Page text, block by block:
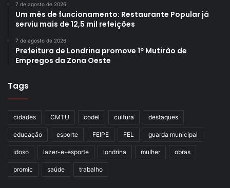
7 de agosto de 2026
Um mês de funcionamento: Restaurante Popular já
serviu mais de 12,5 mil refeições
7 de agosto de 2026
Prefeitura de Londrina promove 1º Mutirão de
Empregos da Zona Oeste
Tags
cidades CMTU codel cultura destaques
educação esporte FEIPE FEL guarda municipal
idoso lazer-e-esporte londrina mulher obras
promic saúde trabalho